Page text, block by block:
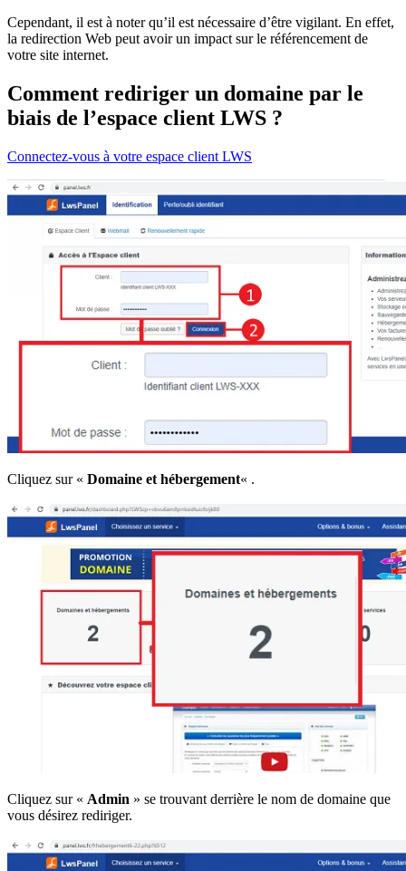
Cependant, il est à noter qu’il est nécessaire d’être vigilant. En effet,
la redirection Web peut avoir un impact sur le référencement de
votre site internet.
Comment rediriger un domaine par le
biais de l’espace client LWS ?
Connectez-vous à votre espace client LWS
Cliquez sur « Domaine et hébergement« .
Cliquez sur « Admin » se trouvant derrière le nom de domaine que
vous désirez rediriger.